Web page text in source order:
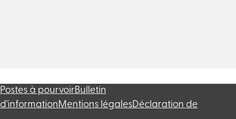
Postes à pourvoirBulletin
d'informationMentions légalesDéclaration de